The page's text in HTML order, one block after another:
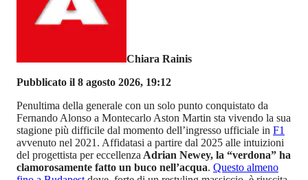
Chiara Rainis
Pubblicato il 8 agosto 2026, 19:12
Penultima della generale con un solo punto conquistato da
Fernando Alonso a Montecarlo Aston Martin sta vivendo la sua
stagione più difficile dal momento dell’ingresso ufficiale in F1
avvenuto nel 2021. Affidatasi a partire dal 2025 alle intuizioni
del progettista per eccellenza Adrian Newey, la “verdona” ha
clamorosamente fatto un buco nell’acqua. Questo almeno